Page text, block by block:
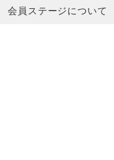
会員ステージについて